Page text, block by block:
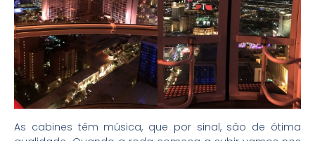
As cabines têm música, que por sinal, são de ótima